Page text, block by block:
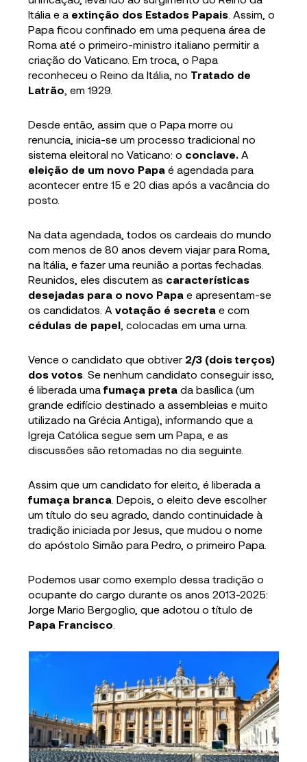
Itália e a extinção dos Estados Papais . Assim, o
Papa ficou confinado em uma pequena área de
Roma até o primeiro-ministro italiano permitir a
criação do Vaticano. Em troca, o Papa
reconheceu o Reino da Itália, no Tratado de
Latrão , em 1929.
Desde então, assim que o Papa morre ou
renuncia, inicia-se um processo tradicional no
sistema eleitoral no Vaticano: o conclave.A
eleição de um novo Papaé agendada para
acontecer entre 15 e 20 dias após a vacância do
posto.
Na data agendada, todos os cardeais do mundo
com menos de 80 anos devem viajar para Roma,
na Itália, e fazer uma reunião a portas fechadas.
Reunidos, eles discutem as características
desejadas para o novo Papa e apresentam-se
os candidatos. Avotação é secreta e com
cédulas de papel , colocadas em uma urna.
Vence o candidato que obtiver 2/3 (dois terços)
dos votos . Se nenhum candidato conseguir isso,
é liberada umafumaça preta da basílica (um
grande edifício destinado a assembleias e muito
utilizado na Grécia Antiga), informando que a
Igreja Católica segue sem um Papa, e as
discussões são retomadas no dia seguinte.
Assim que um candidato for eleito, é liberada a
fumaça branca . Depois, o eleito deve escolher
um título do seu agrado, dando continuidade à
tradição iniciada por Jesus, que mudou o nome
do apóstolo Simão para Pedro, o primeiro Papa.
Podemos usar como exemplo dessa tradição o
ocupante do cargo durante os anos 2013-2025:
Jorge Mario Bergoglio, que adotou o título de
Papa Francisco